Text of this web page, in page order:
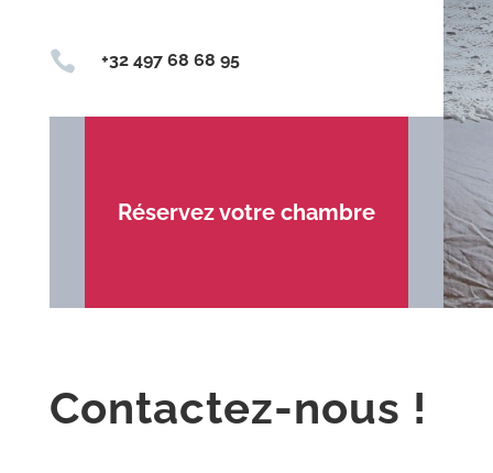
 +32 497 68 68 95
Réservez votre chambre
Contactez-nous !